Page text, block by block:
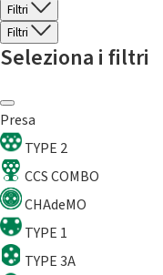
Filtri
Filtri
Seleziona i filtri
Presa
TYPE 2
CCS COMBO
CHAdeMO
TYPE 1
TYPE 3A